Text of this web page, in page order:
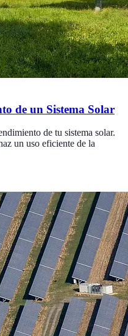
de un Sistema Solar
de tu sistema solar.
un uso eficiente de la